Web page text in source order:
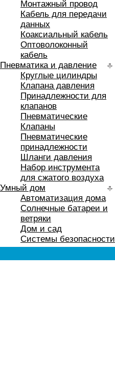
Монтажный провод
Кабель для передачи
данных
Коаксиальный кабель
Оптоволоконный
кабель
Пневматика и давление
Круглые цилиндры
Клапана давления
Принадлежности для
клапанов
Пневматические
Клапаны
Пневматические
принадлежности
Шланги давления
Набор инструмента
для сжатого воздуха
Умный дом
Автоматизация дома
Солнечные батареи и
ветряки
Дом и сад
Системы безопасности